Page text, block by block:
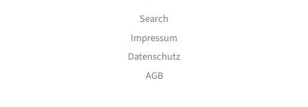
Search
Impressum
Datenschutz
AGB